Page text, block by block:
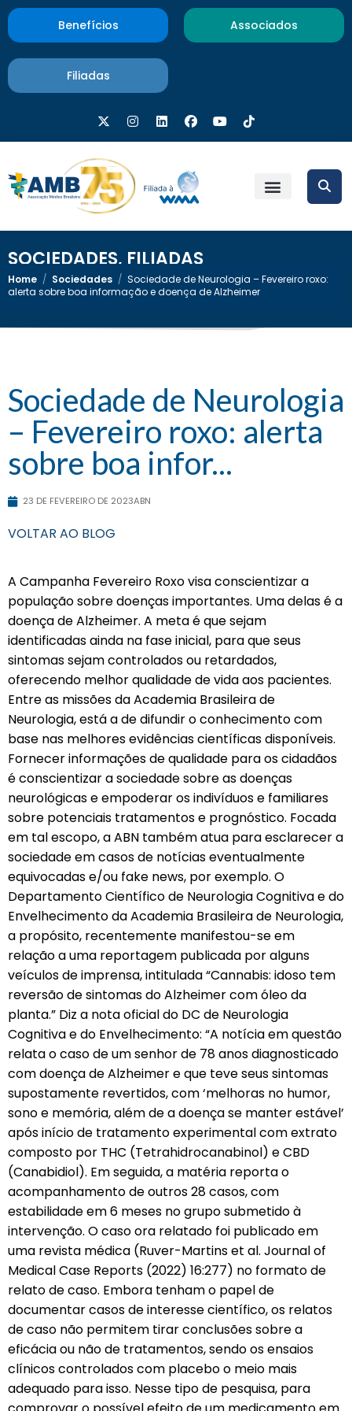
Benefícios Associados
Filiadas
SOCIEDADES, FILIADAS
Home / Sociedades / Sociedade de Neurologia – Fevereiro roxo:
alerta sobre boa informação e doença de Alzheimer
Sociedade de Neurologia
– Fevereiro roxo: alerta
sobre boa infor...
23 DE FEVEREIRO DE 2023ABN
VOLTAR AO BLOG
A Campanha Fevereiro Roxo visa conscientizar a
população sobre doenças importantes. Uma delas é a
doença de Alzheimer. A meta é que sejam
identificadas ainda na fase inicial, para que seus
sintomas sejam controlados ou retardados,
oferecendo melhor qualidade de vida aos pacientes.
Entre as missões da Academia Brasileira de
Neurologia, está a de difundir o conhecimento com
base nas melhores evidências científicas disponíveis.
Fornecer informações de qualidade para os cidadãos
é conscientizar a sociedade sobre as doenças
neurológicas e empoderar os indivíduos e familiares
sobre potenciais tratamentos e prognóstico. Focada
em tal escopo, a ABN também atua para esclarecer a
sociedade em casos de notícias eventualmente
equivocadas e/ou fake news, por exemplo. O
Departamento Científico de Neurologia Cognitiva e do
Envelhecimento da Academia Brasileira de Neurologia,
a propósito, recentemente manifestou-se em
relação a uma reportagem publicada por alguns
veículos de imprensa, intitulada “Cannabis: idoso tem
reversão de sintomas do Alzheimer com óleo da
planta.” Diz a nota oficial do DC de Neurologia
Cognitiva e do Envelhecimento: “A notícia em questão
relata o caso de um senhor de 78 anos diagnosticado
com doença de Alzheimer e que teve seus sintomas
supostamente revertidos, com ‘melhoras no humor,
sono e memória, além de a doença se manter estável’
após início de tratamento experimental com extrato
composto por THC (Tetrahidrocanabinol) e CBD
(Canabidiol). Em seguida, a matéria reporta o
acompanhamento de outros 28 casos, com
estabilidade em 6 meses no grupo submetido à
intervenção. O caso ora relatado foi publicado em
uma revista médica (Ruver-Martins et al. Journal of
Medical Case Reports (2022) 16:277) no formato de
relato de caso. Embora tenham o papel de
documentar casos de interesse científico, os relatos
de caso não permitem tirar conclusões sobre a
eficácia ou não de tratamentos, sendo os ensaios
clínicos controlados com placebo o meio mais
adequado para isso. Nesse tipo de pesquisa, para